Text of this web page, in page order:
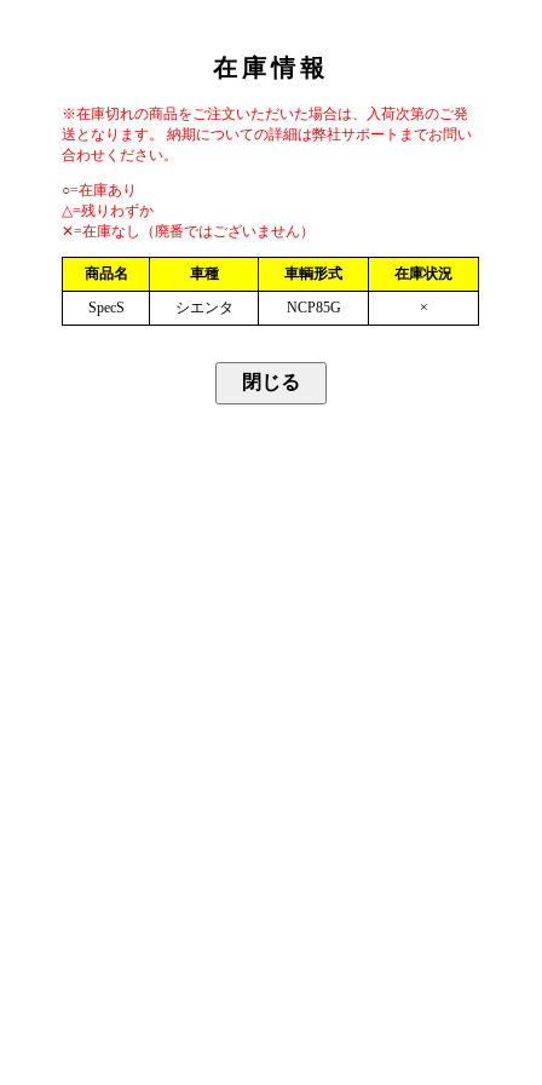
在庫情報
※在庫切れの商品をご注文いただいた場合は、入荷次第のご発
送となります。 納期についての詳細は弊社サポートまでお問い
合わせください。
○=在庫あり
△=残りわずか
✕=在庫なし（廃番ではございません）
商品名 車種 車輌形式
在庫状況
SpecS
シエンタ NCP85G ×